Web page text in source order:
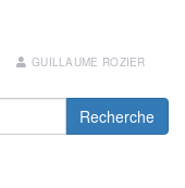
GUILLAUME ROZIER